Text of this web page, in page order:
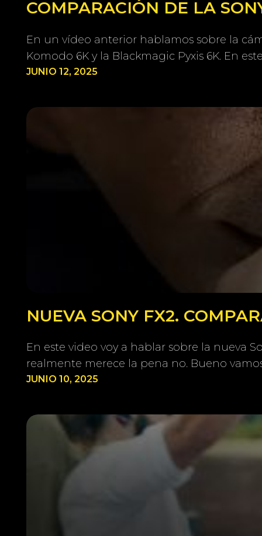
COMPARACIÓN DE LA
En un vídeo anterior hablamos sobre la
Komodo 6K y la Blackmagic Pyxis 6K. En
JUNIO 12, 2025
NUEVA SONY FX2.
En este video voy a hablar sobre la nueva
realmente merece la pena no. Bueno
JUNIO 10, 2025